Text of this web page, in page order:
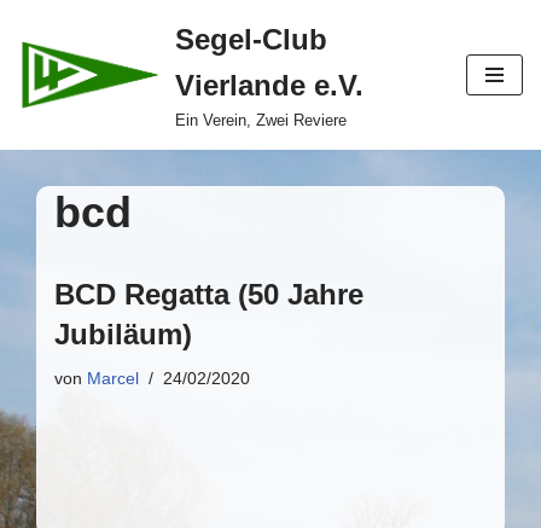
Zum
Inhalt
Segel-Club
Vierlande e.V.
Ein Verein, Zwei Reviere
bcd
BCD Regatta (50 Jahre
Jubiläum)
von Marcel 24/02/2020